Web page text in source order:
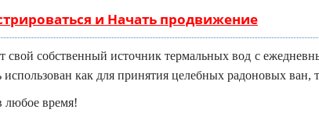
и Начать продвижение
свой собственный источник термальных вод с
как для принятия целебных радоновых ван,
любое время!